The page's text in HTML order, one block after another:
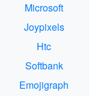
Microsoft
Joypixels
Htc
Softbank
Emojigraph